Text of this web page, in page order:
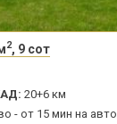
2, 9 сот
20+6 км
- от 15 мин на авто